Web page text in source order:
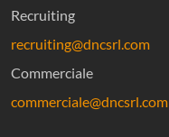
Recruiting
recruiting@dncsrl.com
Commerciale
commerciale@dncsrl.com